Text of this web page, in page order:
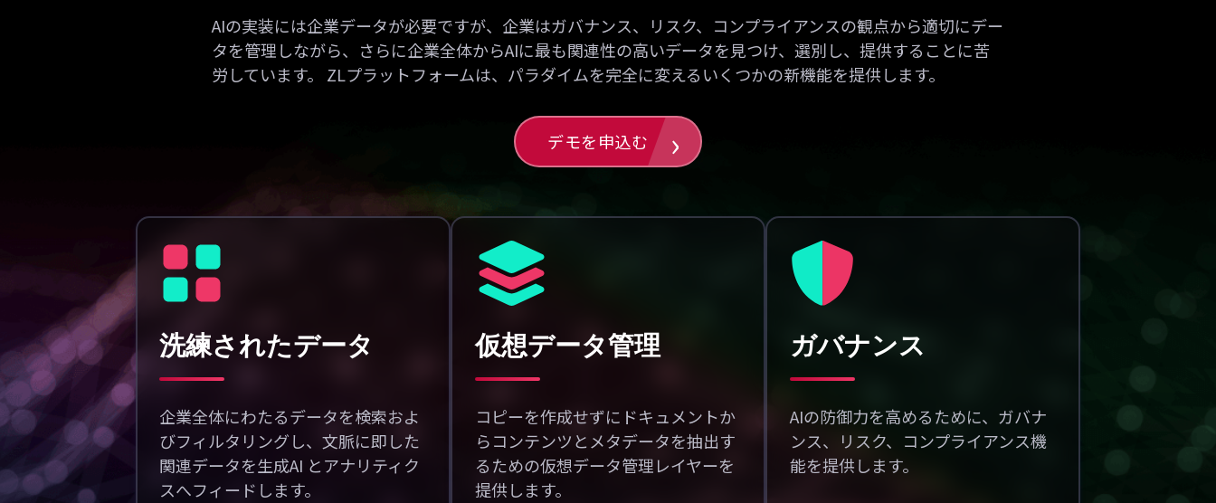
AIの実装には企業データが必要ですが、企業はガバナンス、リスク、コンプライアンスの観点から適切にデー
タを管理しながら、さらに企業全体からAIに最も関連性の高いデータを見つけ、選別し、提供することに苦
労しています。 ZLプラットフォームは、パラダイムを完全に変えるいくつかの新機能を提供します。
デモを申込む
洗練されたデータ
企業全体にわたるデータを検索およ
びフィルタリングし、文脈に即した
関連データを生成AI とアナリティク
スへフィードします。
仮想データ管理
コピーを作成せずにドキュメントか
らコンテンツとメタデータを抽出す
るための仮想データ管理レイヤーを
提供します。
ガバナンス
AIの防御力を高めるために、ガバナ
ンス、リスク、コンプライアンス機
能を提供します。